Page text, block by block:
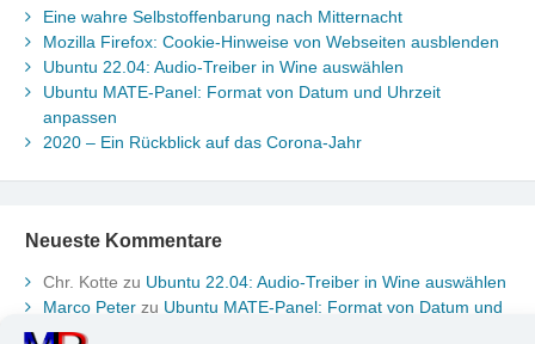
Eine wahre Selbstoffenbarung nach Mitternacht
Mozilla Firefox: Cookie-Hinweise von Webseiten ausblenden
Ubuntu 22.04: Audio-Treiber in Wine auswählen
Ubuntu MATE-Panel: Format von Datum und Uhrzeit
anpassen
2020 – Ein Rückblick auf das Corona-Jahr
Neueste Kommentare
Chr. Kotte zu Ubuntu 22.04: Audio-Treiber in Wine auswählen
Marco Peter zu Ubuntu MATE-Panel: Format von Datum und
Uhrzeit anpassen